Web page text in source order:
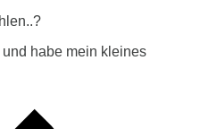
und habe mein kleines